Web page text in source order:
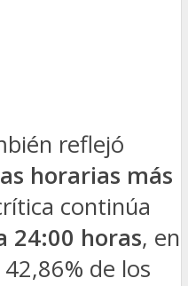
reflejó
horarias más
continúa
24:00 horas, en
de los